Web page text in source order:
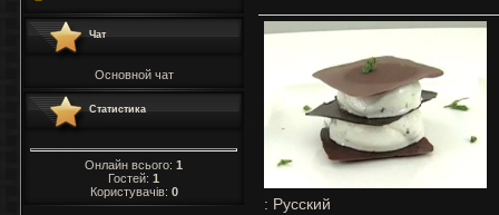
Чат
Основной чат
Статистика
Онлайн всього: 1
Гостей: 1
Користувачів: 0
: Русский